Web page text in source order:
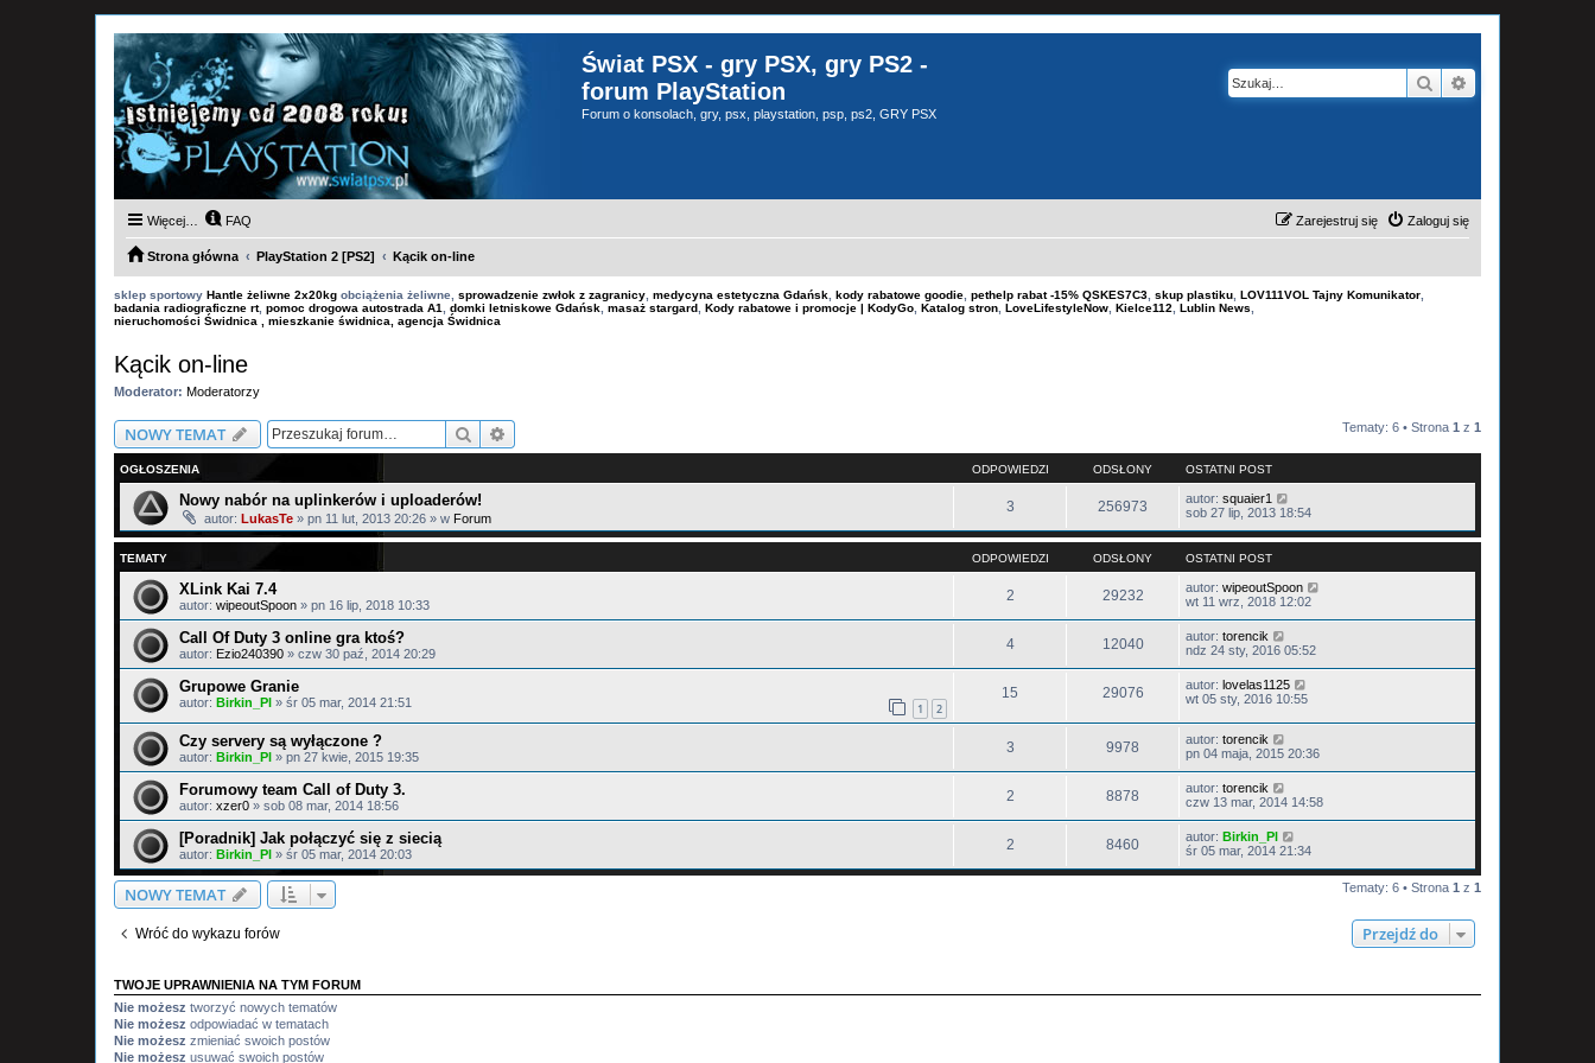
Świat PSX - gry PSX, gry PS2 -
forum PlayStation
Forum o konsolach, gry, psx, playstation, psp, ps2, GRY PSX
Szukaj
Więcej… FAQ Zaloguj się
Zarejestruj się
Strona główna PlayStation 2 [PS2] Kącik on-line
sklep sportowy Hantle żeliwne 2x20kg obciążenia żeliwne, sprowadzenie zwłok z zagranicy medycyna estetyczna Gdańsk kody rabatowe goodie pethelp rabat -15% QSKES7C3 skup plastiku LOV111VOL Tajny Komunikator
badania radiograficzne rt, pomoc drogowa autostrada A1 domki letniskowe Gdańsk masaż stargard Kody rabatowe i promocje | KodyGo Katalog stron LoveLifestyleNow Kielce112 Lublin News
nieruchomości Świdnica , mieszkanie świdnica, agencja Świdnica
Kącik on-line
Moderator: Moderatorzy
NOWY TEMAT Szukaj Tematy: 6 • Strona 1 z 1
OGŁOSZENIA ODPOWIEDZI ODSŁONY OSTATNI POST
Nowy nabór na uplinkerów i uploaderów!
autor: LukasTe » pn 11 lut, 2013 20:26 » w Forum
3 256973 autor: squaier1
sob 27 lip, 2013 18:54
TEMATY ODPOWIEDZI ODSŁONY OSTATNI POST
XLink Kai 7.4
autor: wipeoutSpoon » pn 16 lip, 2018 10:33
2 29232 autor: wipeoutSpoon
wt 11 wrz, 2018 12:02
Call Of Duty 3 online gra ktoś?
autor: Ezio240390 » czw 30 paź, 2014 20:29
4 12040 autor: torencik
ndz 24 sty, 2016 05:52
Grupowe Granie
autor: Birkin_Pl » śr 05 mar, 2014 21:51 1 2
15 29076 autor: lovelas1125
wt 05 sty, 2016 10:55
Czy servery są wyłączone ?
autor: Birkin_Pl » pn 27 kwie, 2015 19:35
3 9978 autor: torencik
pn 04 maja, 2015 20:36
Forumowy team Call of Duty 3.
autor: xzer0 » sob 08 mar, 2014 18:56
2 8878 autor: torencik
czw 13 mar, 2014 14:58
[Poradnik] Jak połączyć się z siecią
autor: Birkin_Pl » śr 05 mar, 2014 20:03
2 8460 autor: Birkin_Pl
śr 05 mar, 2014 21:34
NOWY TEMAT Tematy: 6 • Strona 1 z 1
Wróć do wykazu forów Przejdź do
TWOJE UPRAWNIENIA NA TYM FORUM
Nie możesz tworzyć nowych tematów
Nie możesz odpowiadać w tematach
Nie możesz zmieniać swoich postów
Nie możesz usuwać swoich postów